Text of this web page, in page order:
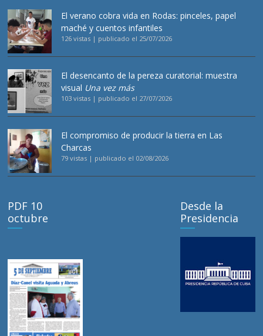
El verano cobra vida en Rodas: pinceles, papel
maché y cuentos infantiles
126 vistas | publicado el 25/07/2026
El desencanto de la pereza curatorial: muestra
visual Una vez más
103 vistas | publicado el 27/07/2026
El compromiso de producir la tierra en Las
Charcas
79 vistas | publicado el 02/08/2026
PDF 10
octubre
Desde la
Presidencia